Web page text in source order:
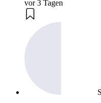
vor 3 Tagen
S